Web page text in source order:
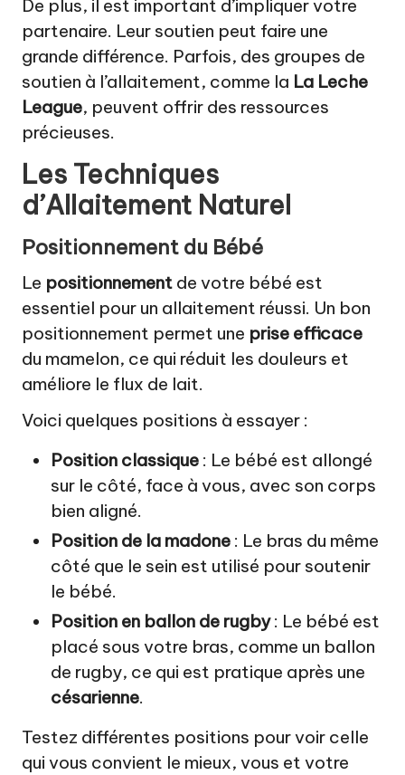
De plus, il est important d’impliquer votre
partenaire. Leur soutien peut faire une
grande différence. Parfois, des groupes de
soutien à l’allaitement, comme la La Leche
League, peuvent offrir des ressources
précieuses.
Les Techniques
d’Allaitement Naturel
Positionnement du Bébé
Le positionnement de votre bébé est
essentiel pour un allaitement réussi. Un bon
positionnement permet une prise efficace
du mamelon, ce qui réduit les douleurs et
améliore le flux de lait.
Voici quelques positions à essayer :
Position classique : Le bébé est allongé
sur le côté, face à vous, avec son corps
bien aligné.
Position de la madone : Le bras du même
côté que le sein est utilisé pour soutenir
le bébé.
Position en ballon de rugby: Le bébé est
placé sous votre bras, comme un ballon
de rugby, ce qui est pratique après une
césarienne.
Testez différentes positions pour voir celle
qui vous convient le mieux, vous et votre